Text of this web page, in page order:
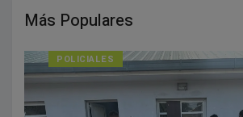
Más Populares
POLICIALES